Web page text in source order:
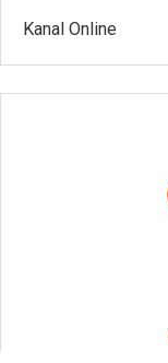
Kanal Online